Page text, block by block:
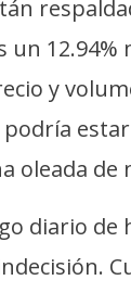
un 12.94%
y
oleada de
diario de